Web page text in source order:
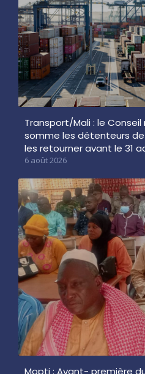
Transport/Mali : le
somme les détenteurs
les retourner avant le 31
6 août 2026